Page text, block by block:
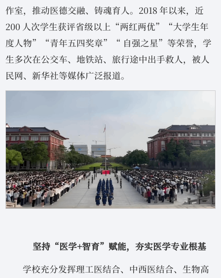
作室，推动医德交融、铸魂育人。2018 年以来，近
200 人次学生获评省级以上“两红两优”“大学生年
度人物”“青年五四奖章”“ 自强之星”等荣誉，学
生多次在公交车、地铁站、旅行途中出手救人，被人
民网、新华社等媒体广泛报道。
坚持“医学+智育”赋能，夯实医学专业根基
学校充分发挥理工医结合、中西医结合、生物高